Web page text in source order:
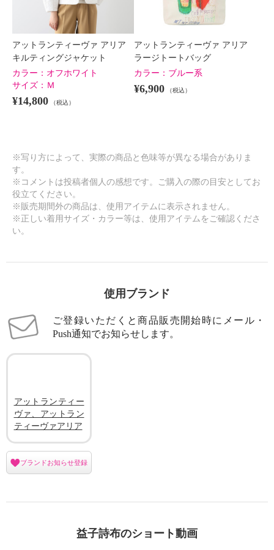
アットランティーヴァ アリア
キルティングジャケット
カラー： オフホワイト
サイズ： Ｍ
¥14,800 （税込）
アットランティーヴァ アリア
ラージトートバッグ
カラー： ブルー系
¥6,900 （税込）
※写り方によって、実際の商品と色味等が異なる場合がありま
す。
※コメントは投稿者個人の感想です。ご購入の際の目安としてお
役立てください。
※販売期間外の商品は、使用アイテムに表示されません。
※正しい着用サイズ・カラー等は、使用アイテムをご確認くださ
い。
使用ブランド
ご登録いただくと商品販売開始時にメール・
Push通知でお知らせします。
アットランティー
ヴァ、アットラン
ティーヴァアリア
ブランドお知らせ登録
益子詩布のショート動画